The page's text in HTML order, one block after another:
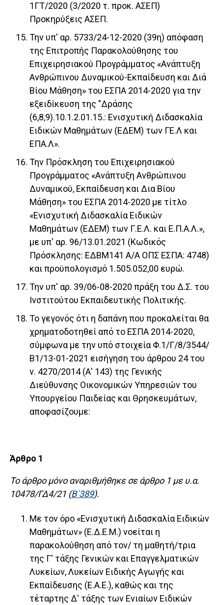
1ΓΤ/2020 (3/2020 τ. προκ. ΑΣΕΠ)
Προκηρύξεις ΑΣΕΠ.
Την υπ' αρ. 5733/24-12-2020 (39η) απόφαση
της Επιτροπής Παρακολούθησης του
Επιχειρησιακού Προγράμματος «Ανάπτυξη
Ανθρώπινου Δυναμικού-Εκπαίδευση και Διά
Βίου Μάθηση» του ΕΣΠΑ 2014-2020 για την
εξειδίκευση της "Δράσης
(6,8,9).10.1.2.01.15.: Ενισχυτική Διδασκαλία
Ειδικών Μαθημάτων (ΕΔΕΜ) των ΓΕ.Λ και
ΕΠΑ.Λ».
Την Πρόσκληση του Επιχειρησιακού
Προγράμματος «Ανάπτυξη Ανθρώπινου
Δυναμικού, Εκπαίδευση και Δια Βίου
Μάθηση» του ΕΣΠΑ 2014-2020 με τίτλο
«Ενισχυτική Διδασκαλία Ειδικών
Μαθημάτων (ΕΔΕΜ) των Γ.Ε.Λ. και Ε.Π.Α.Λ.»,
με υπ' αρ. 96/13.01.2021 (Κωδικός
Πρόσκλησης: ΕΔΒΜ141 Α/Α ΟΠΣ ΕΣΠΑ: 4748)
και προϋπολογισμό 1.505.052,00 ευρώ.
Την υπ' αρ. 39/06-08-2020 πράξη του Δ.Σ. του
Ινστιτούτου Εκπαιδευτικής Πολιτικής.
Το γεγονός ότι η δαπάνη που προκαλείται θα
χρηματοδοτηθεί από το ΕΣΠΑ 2014-2020,
σύμφωνα με την υπό στοιχεία Φ.1/Γ/8/3544/
Β1/13-01-2021 εισήγηση του άρθρου 24 του
ν. 4270/2014 (Α' 143) της Γενικής
Διεύθυνσης Οικονομικών Υπηρεσιών του
Υπουργείου Παιδείας και Θρησκευμάτων,
αποφασίζουμε:
Άρθρο 1
Το άρθρο μόνο αναριθμήθηκε σε άρθρο 1 με υ.α.
10478/ΓΔ4/21 (Β΄389).
Με τον όρο «Ενισχυτική Διδασκαλία Ειδικών
Μαθημάτων» (Ε.Δ.Ε.Μ.) νοείται η
παρακολούθηση από τον/ τη μαθητή/τρια
της Γ' τάξης Γενικών και Επαγγελματικών
Λυκείων, Λυκείων Ειδικής Αγωγής και
Εκπαίδευσης (Ε.Α.Ε.), καθώς και της
τέταρτης Δ' τάξης των Ενιαίων Ειδικών